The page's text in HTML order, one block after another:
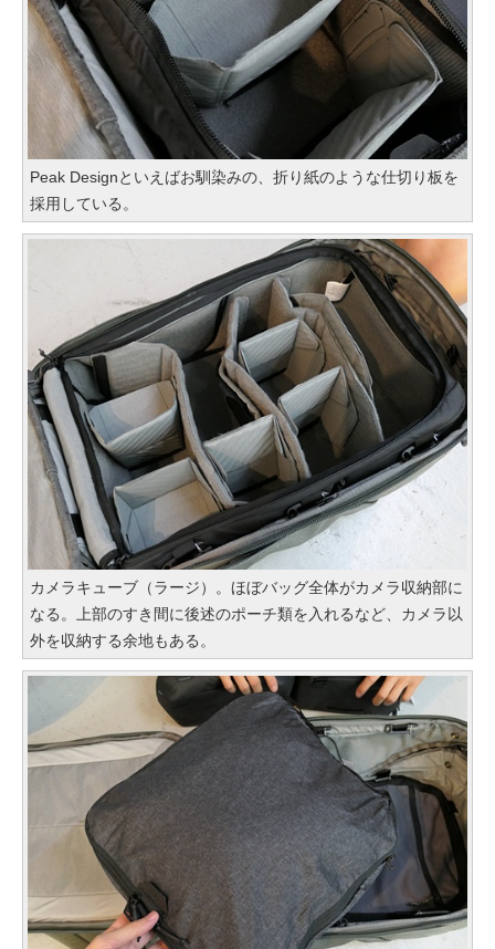
Peak Designといえばお馴染みの、折り紙のような仕切り板を
採用している。
カメラキューブ（ラージ）。ほぼバッグ全体がカメラ収納部に
なる。上部のすき間に後述のポーチ類を入れるなど、カメラ以
外を収納する余地もある。